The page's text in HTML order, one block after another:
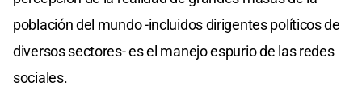
población del mundo -incluidos dirigentes políticos de
diversos sectores- es el manejo espurio de las redes
sociales.